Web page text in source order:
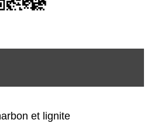
et lignite